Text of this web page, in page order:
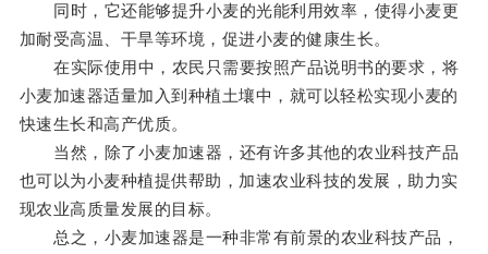
同时，它还能够提升小麦的光能利用效率，使得小麦更
加耐受高温、干旱等环境，促进小麦的健康生长。
在实际使用中，农民只需要按照产品说明书的要求，将
小麦加速器适量加入到种植土壤中，就可以轻松实现小麦的
快速生长和高产优质。
当然，除了小麦加速器，还有许多其他的农业科技产品
也可以为小麦种植提供帮助，加速农业科技的发展，助力实
现农业高质量发展的目标。
总之，小麦加速器是一种非常有前景的农业科技产品，